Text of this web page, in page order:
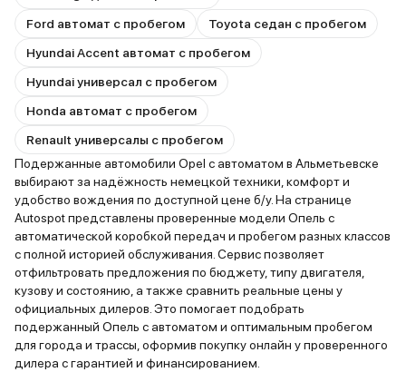
Ford автомат с пробегом
Toyota седан с пробегом
Hyundai Accent автомат с пробегом
Hyundai универсал с пробегом
Honda автомат с пробегом
Renault универсалы с пробегом
Подержанные автомобили Opel с автоматом в Альметьевске
выбирают за надёжность немецкой техники, комфорт и
удобство вождения по доступной цене б/у. На странице
Autospot представлены проверенные модели Опель с
автоматической коробкой передач и пробегом разных классов
с полной историей обслуживания. Сервис позволяет
отфильтровать предложения по бюджету, типу двигателя,
кузову и состоянию, а также сравнить реальные цены у
официальных дилеров. Это помогает подобрать
подержанный Опель с автоматом и оптимальным пробегом
для города и трассы, оформив покупку онлайн у проверенного
дилера с гарантией и финансированием.